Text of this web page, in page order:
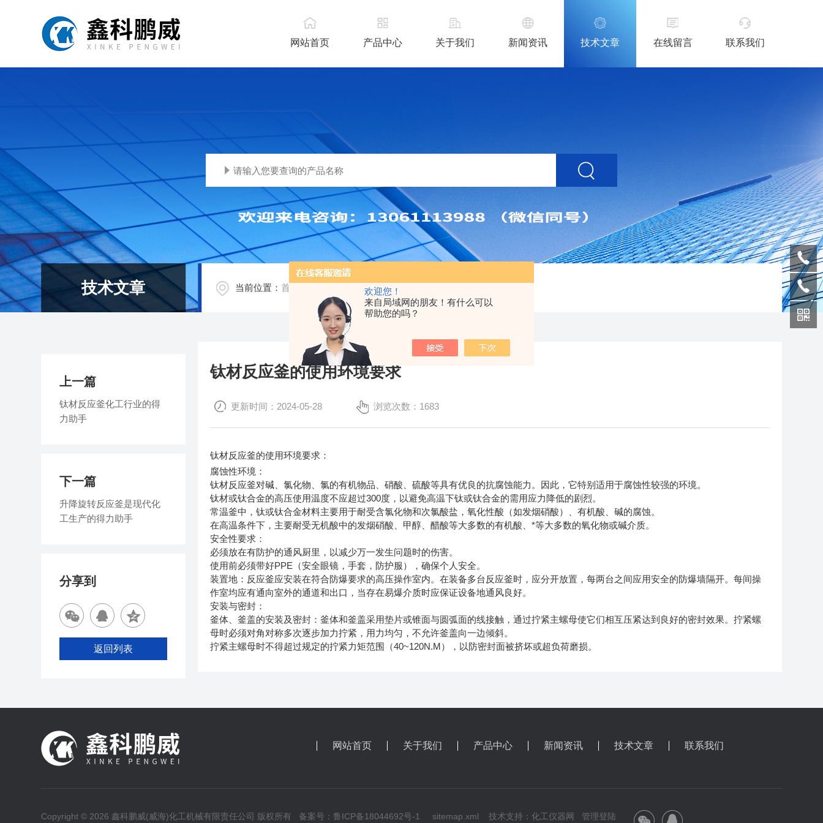
欢迎您！
来自局域网的朋友！有什么可以
帮助您的吗？
网站首页 产品中心 关于我们 新闻资讯 技术文章 在线留言 联系我们
技术文章 当前位置：首页 / 钛材反应釜的使用环境要求
钛材反应釜的使用环境要求
更新时间：2024-05-28 浏览次数：1683
钛材反应釜的使用环境要求：
腐蚀性环境：
钛材反应釜对碱、氯化物、氯的有机物品、硝酸、硫酸等具有优良的抗腐蚀能力。因此，它特别适用于腐蚀性较强的环境。
钛材或钛合金的高压使用温度不应超过300度，以避免高温下钛或钛合金的需用应力降低的剧烈。
常温釜中，钛或钛合金材料主要用于耐受含氯化物和次氯酸盐，氧化性酸（如发烟硝酸）、有机酸、碱的腐蚀。
在高温条件下，主要耐受无机酸中的发烟硝酸、甲醇、醋酸等大多数的有机酸、*等大多数的氧化物或碱介质。
安全性要求：
必须放在有防护的通风厨里，以减少万一发生问题时的伤害。
使用前必须带好PPE（安全眼镜，手套，防护服），确保个人安全。
装置地：反应釜应安装在符合防爆要求的高压操作室内。在装备多台反应釜时，应分开放置，每两台之间应用安全的防爆墙隔开。每间操
作室均应有通向室外的通道和出口，当存在易爆介质时应保证设备地通风良好。
安装与密封：
釜体、釜盖的安装及密封：釜体和釜盖采用垫片或锥面与圆弧面的线接触，通过拧紧主螺母使它们相互压紧达到良好的密封效果。拧紧螺
母时必须对角对称多次逐步加力拧紧，用力均匀，不允许釜盖向一边倾斜。
拧紧主螺母时不得超过规定的拧紧力矩范围（40~120N.M），以防密封面被挤坏或超负荷磨损。
上一篇
钛材反应釜化工行业的得
力助手
下一篇
升降旋转反应釜是现代化
工生产的得力助手
分享到
返回列表
网站首页 关于我们 产品中心 新闻资讯 技术文章 联系我们
Copyright © 2026 鑫科鹏威(威海)化工机械有限责任公司 版权所有 备案号：鲁ICP备18044692号-1 sitemap.xml 技术支持：化工仪器网 管理登陆